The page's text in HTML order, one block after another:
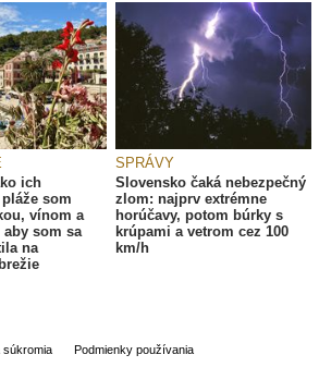
ich
som
vínom a
som sa
na
SPRÁVY
Slovensko čaká nebezpečný
zlom: najprv extrémne
horúčavy, potom búrky s
krúpami a vetrom cez 100
km/h
súkromia Podmienky používania